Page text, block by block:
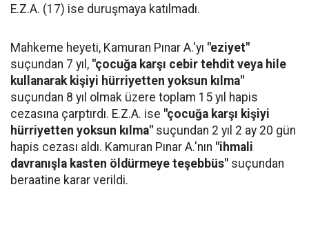
E.Z.A. (17) ise duruşmaya katılmadı.
Mahkeme heyeti, Kamuran Pınar A.'yı "eziyet"
suçundan 7 yıl, "çocuğa karşı cebir tehdit veya hile
kullanarak kişiyi hürriyetten yoksun kılma"
suçundan 8 yıl olmak üzere toplam 15 yıl hapis
cezasına çarptırdı. E.Z.A. ise "çocuğa karşı kişiyi
hürriyetten yoksun kılma" suçundan 2 yıl 2 ay 20 gün
hapis cezası aldı. Kamuran Pınar A.'nın "ihmali
davranışla kasten öldürmeye teşebbüs" suçundan
beraatine karar verildi.